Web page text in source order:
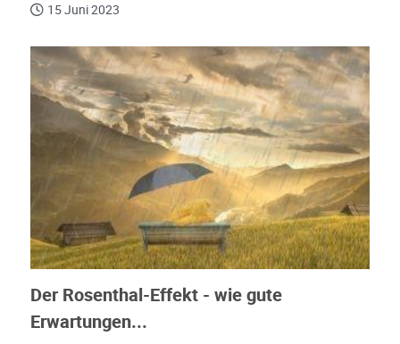
15 Juni 2023
Der Rosenthal-Effekt - wie gute
Erwartungen...